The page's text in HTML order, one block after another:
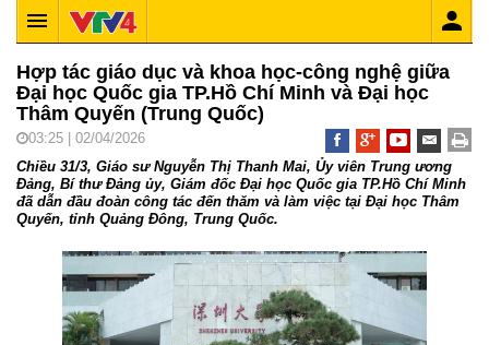
Hợp tác giáo dục và khoa học-công nghệ giữa
Đại học Quốc gia TP.Hồ Chí Minh và Đại học
Thâm Quyến (Trung Quốc)
03:25 | 02/04/2026
Chiều 31/3, Giáo sư Nguyễn Thị Thanh Mai, Ủy viên Trung ương
Đảng, Bí thư Đảng ủy, Giám đốc Đại học Quốc gia TP.Hồ Chí Minh
đã dẫn đầu đoàn công tác đến thăm và làm việc tại Đại học Thâm
Quyến, tỉnh Quảng Đông, Trung Quốc.